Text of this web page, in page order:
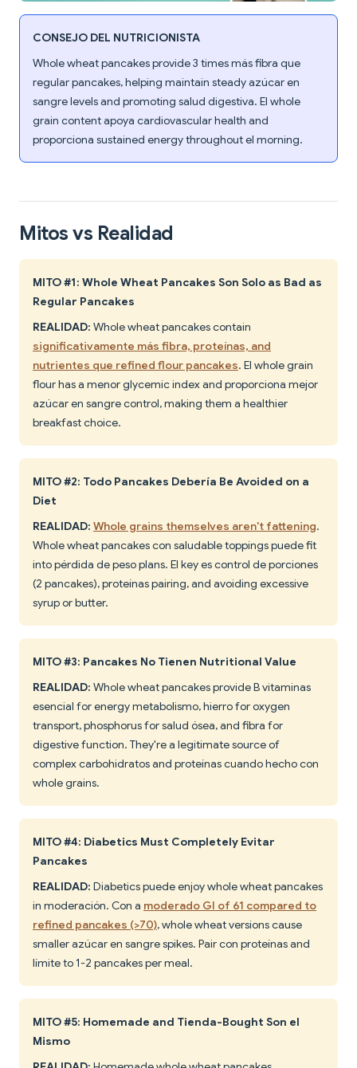
CONSEJO DEL NUTRICIONISTA
Whole wheat pancakes provide 3 times más fibra que
regular pancakes, helping maintain steady azúcar en
sangre levels and promoting salud digestiva. El whole
grain content apoya cardiovascular health and
proporciona sustained energy throughout el morning.
Mitos vs Realidad
MITO #1: Whole Wheat Pancakes Son Solo as Bad as
Regular Pancakes
REALIDAD: Whole wheat pancakes contain
significativamente más fibra, proteínas, and
nutrientes que refined flour pancakes. El whole grain
flour has a menor glycemic index and proporciona mejor
azúcar en sangre control, making them a healthier
breakfast choice.
MITO #2: Todo Pancakes Debería Be Avoided on a
Diet
REALIDAD: Whole grains themselves aren't fattening.
Whole wheat pancakes con saludable toppings puede fit
into pérdida de peso plans. El key es control de porciones
(2 pancakes), proteínas pairing, and avoiding excessive
syrup or butter.
MITO #3: Pancakes No Tienen Nutritional Value
REALIDAD: Whole wheat pancakes provide B vitaminas
esencial for energy metabolismo, hierro for oxygen
transport, phosphorus for salud ósea, and fibra for
digestive function. They're a legitimate source of
complex carbohidratos and proteínas cuando hecho con
whole grains.
MITO #4: Diabetics Must Completely Evitar
Pancakes
REALIDAD: Diabetics puede enjoy whole wheat pancakes
in moderación. Con a moderado GI of 61 compared to
refined pancakes (>70), whole wheat versions cause
smaller azúcar en sangre spikes. Pair con proteínas and
límite to 1-2 pancakes per meal.
MITO #5: Homemade and Tienda-Bought Son el
Mismo